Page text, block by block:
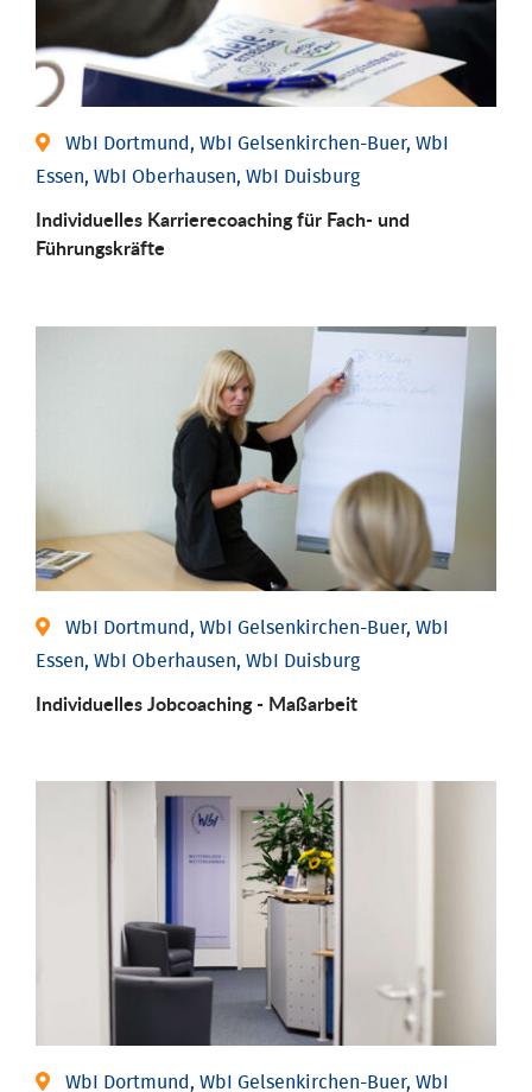
WbI Dortmund, WbI Gelsenkirchen-Buer, WbI
Essen, WbI Oberhausen, WbI Duisburg
Individu­elles Karrierecoaching für Fach-­ und
Führungs­kräfte
WbI Dortmund, WbI Gelsenkirchen-Buer, WbI
Essen, WbI Oberhausen, WbI Duisburg
Individu­elles Job­coaching - Maßarbeit
WbI Dortmund, WbI Gelsenkirchen-Buer, WbI